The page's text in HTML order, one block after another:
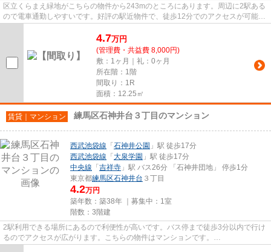
区立くらまえ緑地がこちらの物件から243mのところにあります。周辺に2駅ある
ので電車通勤しやすいです。好評の駅近物件で、徒歩12分でのアクセスが可能で
4.7万円
(管理費・共益費 8,000円)
敷：1ヶ月｜礼：0ヶ月
所在階：1階
間取り：1R
面積：12.25㎡
賃貸｜マンション 練馬区石神井台３丁目のマンション
西武池袋線 「 石神井公園 」駅 徒歩17分
西武池袋線 「 大泉学園 」駅 徒歩17分
中央線 「 吉祥寺 」駅 バス26分 「石神井団地」 停歩1分
東京都練馬区石神井台 ３丁目
4.2万円
築年数：築38年 ｜募集中： 1室
階数：3階建
2駅利用できる場所にあるので利便性が高いです。バス停まで徒歩3分以内で行け
るのでアクセスが広がります。こちらの物件はマンションです。